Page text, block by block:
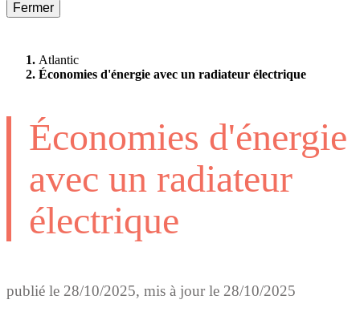
Fermer
Atlantic
Économies d'énergie avec un radiateur électrique
Économies d'énergie
avec un radiateur
électrique
publié le 28/10/2025, mis à jour le 28/10/2025